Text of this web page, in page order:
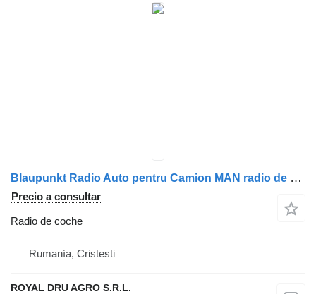
Blaupunkt Radio Auto pentru Camion MAN radio de coche para Blaupunkt CRD 47 MP3 camión
Precio a consultar
Radio de coche
Rumanía, Cristesti
ROYAL DRU AGRO S.R.L.